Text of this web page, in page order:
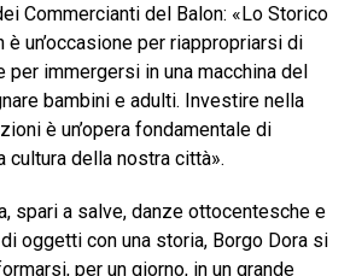
Commercianti del Balon: «Lo Storico
è un’occasione per riappropriarsi di
immergersi in una macchina del
bambini e adulti. Investire nella
è un’opera fondamentale di
cultura della nostra città».
spari a salve, danze ottocentesche e
oggetti con una storia, Borgo Dora si
per un giorno, in un grande